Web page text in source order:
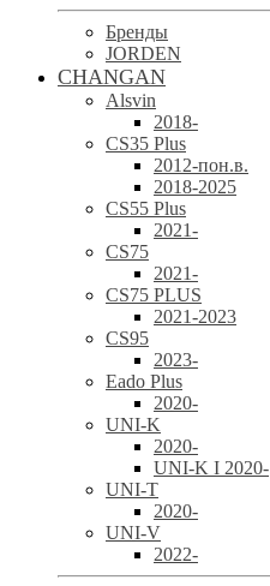
Бренды
JORDEN
CHANGAN
Alsvin
2018-
CS35 Plus
2012-пон.в.
2018-2025
CS55 Plus
2021-
CS75
2021-
CS75 PLUS
2021-2023
CS95
2023-
Eado Plus
2020-
UNI-K
2020-
UNI-K I 2020-
UNI-T
2020-
UNI-V
2022-